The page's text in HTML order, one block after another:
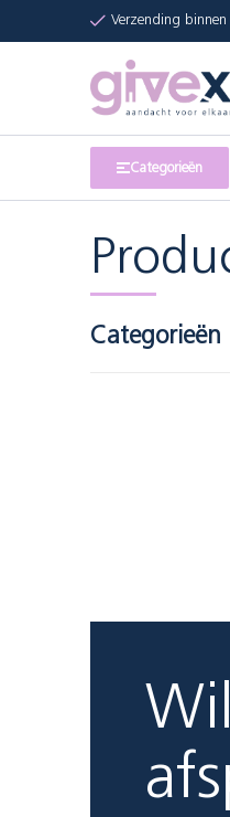
Verzending
Categorieën
Categorieën